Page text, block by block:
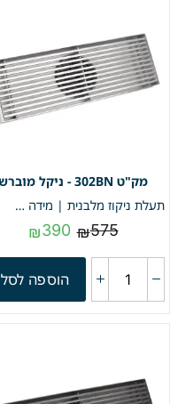
302BN - ניקל מוברש
תעלת ניקוז מלבנית | מידה 10/30 | ניקל מוברש | מק"ט 302BN
₪575
₪390
הוספה לסל